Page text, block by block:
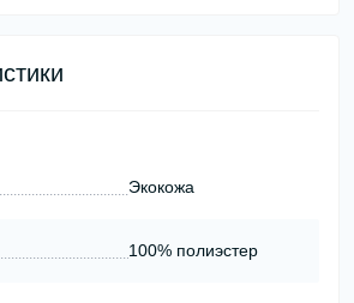
Экокожа
100% полиэстер